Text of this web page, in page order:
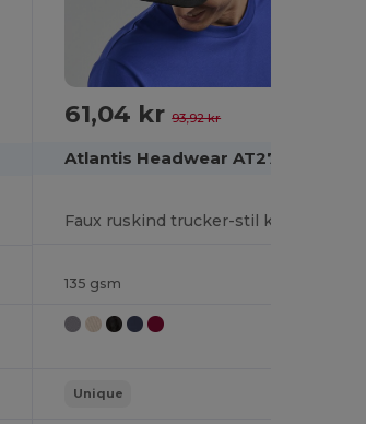
61,04 kr93,92 kr
Atlantis Headwear AT277
Faux ruskind trucker-stil kasket
135 gsm
Unique